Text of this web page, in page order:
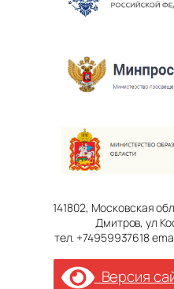
141802, Московская
Дмитров, ул
тел. +74959937618
Версия